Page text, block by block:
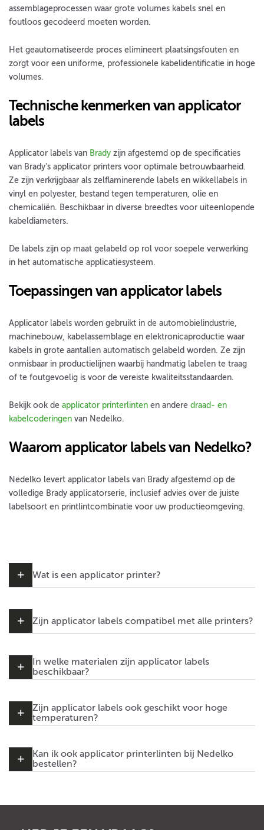
assemblageprocessen waar grote volumes kabels snel en
foutloos gecodeerd moeten worden.
Het geautomatiseerde proces elimineert plaatsingsfouten en
zorgt voor een uniforme, professionele kabelidentificatie in hoge
volumes.
Technische kenmerken van applicator
labels
Applicator labels van Brady zijn afgestemd op de specificaties
van Brady's applicator printers voor optimale betrouwbaarheid.
Ze zijn verkrijgbaar als zelflaminerende labels en wikkellabels in
vinyl en polyester, bestand tegen temperaturen, olie en
chemicaliën. Beschikbaar in diverse breedtes voor uiteenlopende
kabeldiameters.
De labels zijn op maat gelabeld op rol voor soepele verwerking
in het automatische applicatiesysteem.
Toepassingen van applicator labels
Applicator labels worden gebruikt in de automobielindustrie,
machinebouw, kabelassemblage en elektronicaproductie waar
kabels in grote aantallen automatisch gelabeld worden. Ze zijn
onmisbaar in productielijnen waarbij handmatig labelen te traag
of te foutgevoelig is voor de vereiste kwaliteitsstandaarden.
Bekijk ook de applicator printerlinten en andere draad- en
kabelcoderingen van Nedelko.
Waarom applicator labels van Nedelko?
Nedelko levert applicator labels van Brady afgestemd op de
volledige Brady applicatorserie, inclusief advies over de juiste
labelsoort en printlintcombinatie voor uw productieomgeving.
Wat is een applicator printer?
Zijn applicator labels compatibel met alle printers?
In welke materialen zijn applicator labels
beschikbaar?
Zijn applicator labels ook geschikt voor hoge
temperaturen?
Kan ik ook applicator printerlinten bij Nedelko
bestellen?